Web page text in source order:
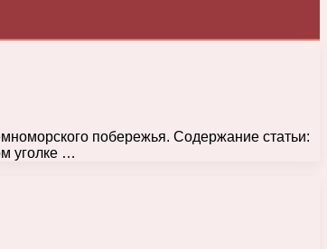
побережья. Содержание статьи:
уголке …